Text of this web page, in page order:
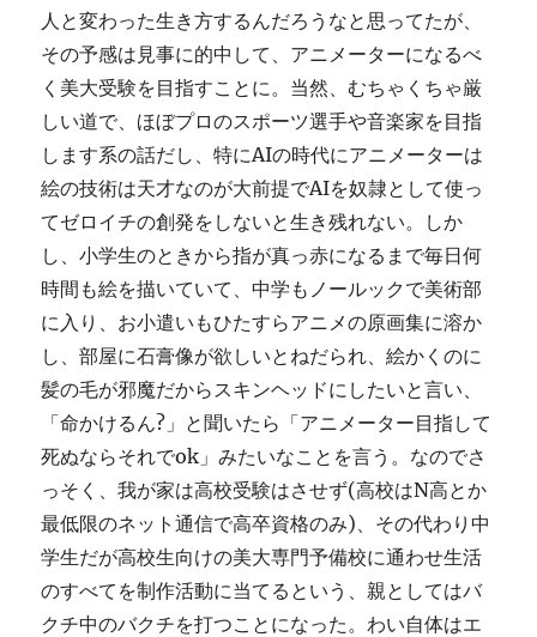
人と変わった生き方するんだろうなと思ってたが、
その予感は見事に的中して、アニメーターになるべ
く美大受験を目指すことに。当然、むちゃくちゃ厳
しい道で、ほぼプロのスポーツ選手や音楽家を目指
します系の話だし、特にAIの時代にアニメーターは
絵の技術は天才なのが大前提でAIを奴隷として使っ
てゼロイチの創発をしないと生き残れない。しか
し、小学生のときから指が真っ赤になるまで毎日何
時間も絵を描いていて、中学もノールックで美術部
に入り、お小遣いもひたすらアニメの原画集に溶か
し、部屋に石膏像が欲しいとねだられ、絵かくのに
髪の毛が邪魔だからスキンヘッドにしたいと言い、
「命かけるん?」と聞いたら「アニメーター目指して
死ぬならそれでok」みたいなことを言う。なのでさ
っそく、我が家は高校受験はさせず(高校はN高とか
最低限のネット通信で高卒資格のみ)、その代わり中
学生だが高校生向けの美大専門予備校に通わせ生活
のすべてを制作活動に当てるという、親としてはバ
クチ中のバクチを打つことになった。わい自体はエ